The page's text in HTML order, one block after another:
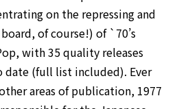
on the repressing and
of course!) of `70’s
with 35 quality releases
(full list included). Ever
areas of publication, 1977